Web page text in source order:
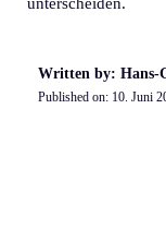
Written by: Hans-
Published on: 10. Juni